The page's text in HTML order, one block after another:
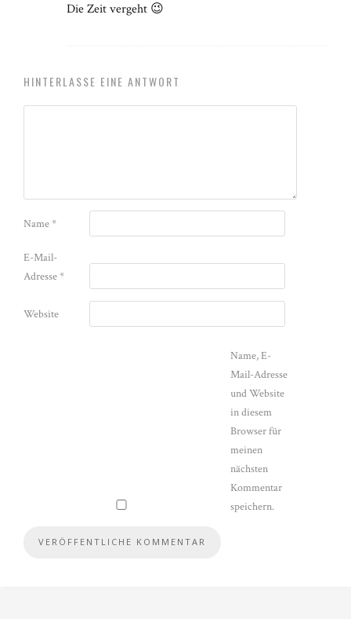
Die Zeit vergeht 😉
HINTERLASSE EINE ANTWORT
Name*
E-Mail-
Adresse*
Website
Name, E-
Mail-Adresse
und Website
in diesem
Browser für
meinen
nächsten
Kommentar
speichern.